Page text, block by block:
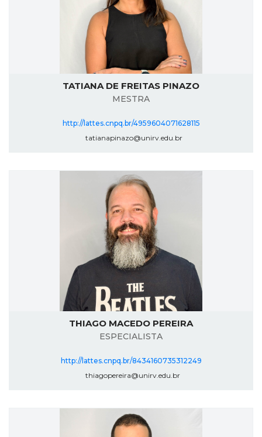
TATIANA DE FREITAS PINAZO
MESTRA
http://lattes.cnpq.br/4959604071628115
tatianapinazo@unirv.edu.br
THIAGO MACEDO PEREIRA
ESPECIALISTA
http://lattes.cnpq.br/8434160735312249
thiagopereira@unirv.edu.br